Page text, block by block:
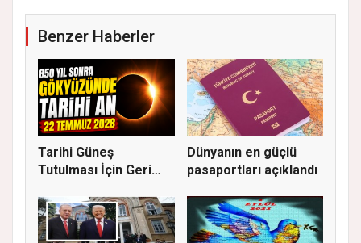
Benzer Haberler
Tarihi Güneş
Tutulması İçin Geri
Dünyanın en güçlü
pasaportları açıklandı